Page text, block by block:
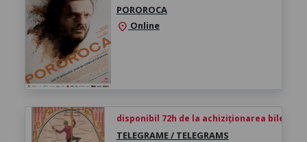
POROROCA
location_on Online
disponibil 72h de la achiziționarea biletului
TELEGRAME / TELEGRAMS